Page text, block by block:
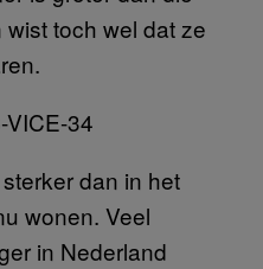
wist toch wel dat ze
dan in het
wonen. Veel
in Nederland